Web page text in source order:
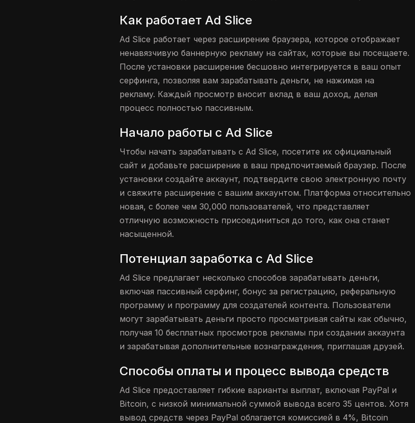
Как работает Ad Slice
Ad Slice работает через расширение браузера, которое отображает
ненавязчивую баннерную рекламу на сайтах, которые вы посещаете.
После установки расширение бесшовно интегрируется в ваш опыт
серфинга, позволяя вам зарабатывать деньги, не нажимая на
рекламу. Каждый просмотр вносит вклад в ваш доход, делая
процесс полностью пассивным.
Начало работы с Ad Slice
Чтобы начать зарабатывать с Ad Slice, посетите их официальный
сайт и добавьте расширение в ваш предпочитаемый браузер. После
установки создайте аккаунт, подтвердите свою электронную почту
и свяжите расширение с вашим аккаунтом. Платформа относительно
новая, с более чем 30,000 пользователей, что представляет
отличную возможность присоединиться до того, как она станет
насыщенной.
Потенциал заработка с Ad Slice
Ad Slice предлагает несколько способов зарабатывать деньги,
включая пассивный серфинг, бонус за регистрацию, реферальную
программу и программу для создателей контента. Пользователи
могут зарабатывать деньги просто просматривая сайты как обычно,
получая 10 бесплатных просмотров рекламы при создании аккаунта
и зарабатывая дополнительные вознаграждения, приглашая друзей.
Способы оплаты и процесс вывода средств
Ad Slice предоставляет гибкие варианты выплат, включая PayPal и
Bitcoin, с низкой минимальной суммой вывода всего 35 центов. Хотя
вывод средств через PayPal облагается комиссией в 4%, Bitcoin